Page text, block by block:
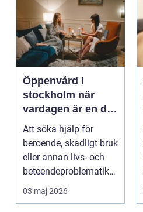
Öppenvård I
stockholm när
vardagen är en del
av behandlingen
Att söka hjälp för
beroende, skadligt bruk
eller annan livs- och
beteendeproblematik
är ett stort st...
03 maj 2026